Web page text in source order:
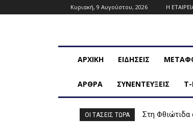
Κυριακή, 9 Αυγούστου, 2026 Η
ΑΡΧΙΚΗ ΕΙΔΗΣΕΙΣ
ΑΡΘΡΑ ΣΥΝΕΝΤΕΥΞΕΙΣ T-
ΟΙ ΤΆΣΕΙΣ ΤΏΡΑ Στη